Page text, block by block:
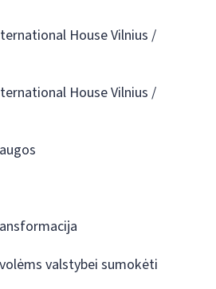
House Vilnius /
House Vilnius /
valstybei sumokėti